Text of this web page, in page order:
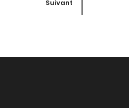
Suivant